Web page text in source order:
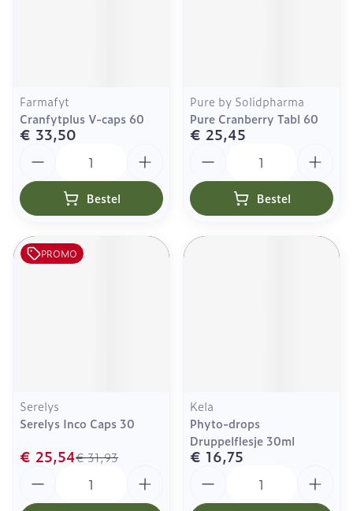
Farmafyt
Cranfytplus V-caps 60
€ 33,50
Bestel
Pure by Solidpharma
Pure Cranberry Tabl 60
€ 25,45
Bestel
PROMO
Serelys
Serelys Inco Caps 30
€ 31,93
€ 25,54
Kela
Phyto-drops
Druppelflesje 30ml
€ 16,75